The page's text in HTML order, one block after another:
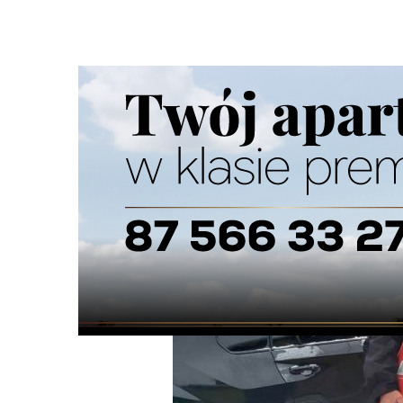
Ścieżka
nawigacyjna
Strona główna
Z ŻYCIA MIASTA 14/12/2021/ 0 Komentarzy
Rycerze z Suwałk wsparli seniorów w